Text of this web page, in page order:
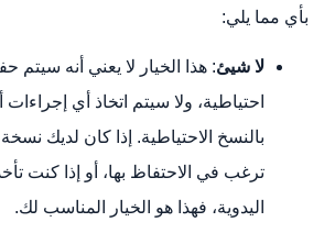
بأي مما يلي:
لا شيئ: هذا الخيار لا يعني أنه سيتم
احتياطية، ولا سيتم اتخاذ أي
بالنسخ الاحتياطية. إذا كان لديك
ترغب في الاحتفاظ بها، أو إذا كنت
اليدوية، فهذا هو الخيار المناسب لك.